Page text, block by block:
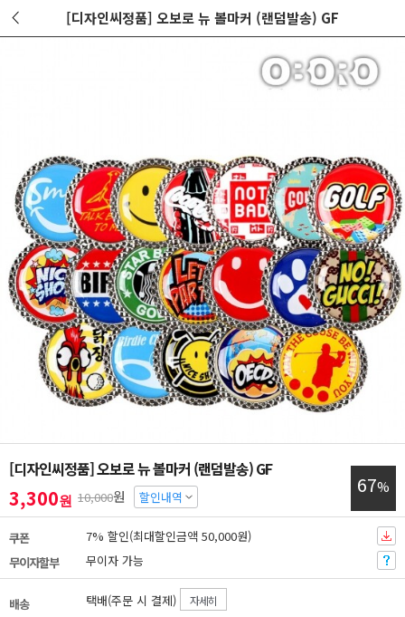
[디자인씨정품] 오보로 뉴 볼마커 (랜덤발송) GF
[디자인씨정품] 오보로 뉴 볼마커 (랜덤발송) GF
3,300원 10,000원 할인내역 67%
쿠폰
7% 할인(최대할인금액 50,000원)
무이자할부
무이자 가능
배송 택배(주문 시 결제) 자세히